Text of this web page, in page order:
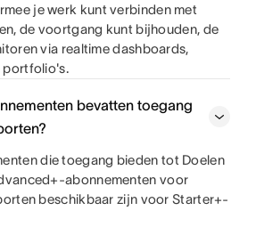
je werk kunt verbinden met
de voortgang kunt bijhouden, de
via realtime dashboards,
portfolio's.
bevatten toegang
die toegang bieden tot Doelen
abonnementen voor
beschikbaar zijn voor Starter+-